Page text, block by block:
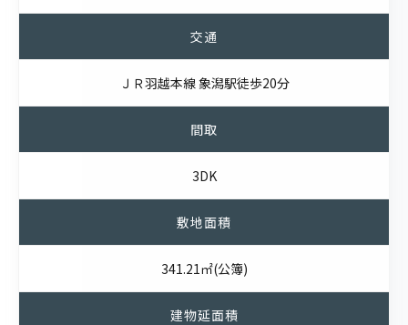
交通
ＪＲ羽越本線 象潟駅徒歩20分
間取
3DK
敷地面積
341.21㎡(公簿)
建物延面積